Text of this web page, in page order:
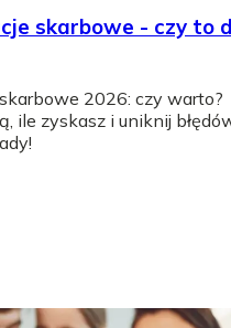
skarbowe - czy to
2026: czy warto?
ile zyskasz i uniknij